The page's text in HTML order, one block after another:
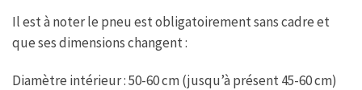
Il est à noter le pneu est obligatoirement sans cadre et
que ses dimensions changent :
Diamètre intérieur : 50-60 cm (jusqu’à présent 45-60 cm)